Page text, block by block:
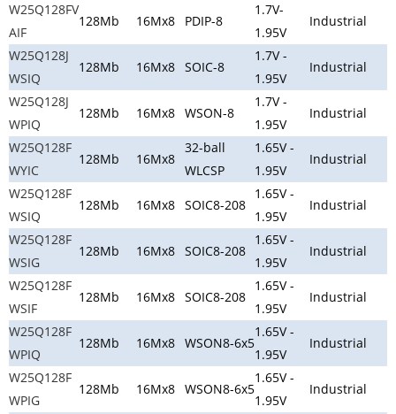
W25Q128FV
AIF
128Mb 16Mx8 PDIP-8
1.7V-
1.95V
Industrial
W25Q128J
WSIQ
128Mb 16Mx8 SOIC-8
1.7V -
1.95V
Industrial
W25Q128J
WPIQ
128Mb 16Mx8 WSON-8
1.7V -
1.95V
Industrial
W25Q128F
WYIC
128Mb 16Mx8
32-ball
WLCSP
1.65V -
1.95V
Industrial
W25Q128F
WSIQ
128Mb 16Mx8 SOIC8-208
1.65V -
1.95V
Industrial
W25Q128F
WSIG
128Mb 16Mx8 SOIC8-208
1.65V -
1.95V
Industrial
W25Q128F
WSIF
128Mb 16Mx8 SOIC8-208
1.65V -
1.95V
Industrial
W25Q128F
WPIQ
128Mb 16Mx8 WSON8-6x5
1.65V -
1.95V
Industrial
W25Q128F
WPIG
128Mb 16Mx8 WSON8-6x5
1.65V -
1.95V
Industrial